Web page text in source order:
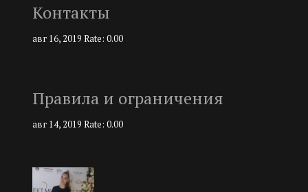
Контакты
авг 16, 2019 Rate: 0.00
Правила и ограничения
авг 14, 2019 Rate: 0.00